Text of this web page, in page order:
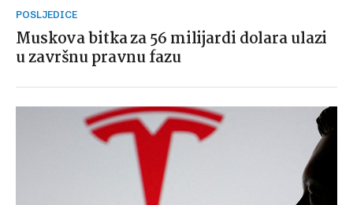
POSLJEDICE
Muskova bitka za 56 milijardi dolara ulazi
u završnu pravnu fazu